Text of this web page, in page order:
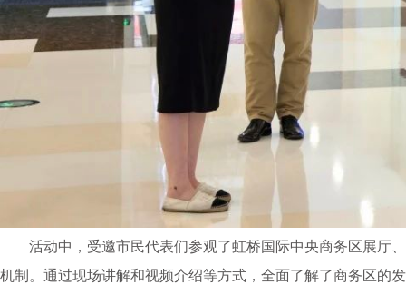
活动中，受邀市民代表们参观了虹桥国际中央商务区展厅
机制。通过现场讲解和视频介绍等方式，全面了解了商务区的